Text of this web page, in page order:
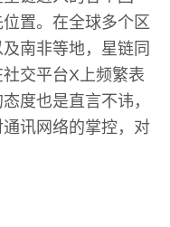
置。在全球多个区
南非等地，星链同
交平台X上频繁表
度也是直言不讳，
讯网络的掌控，对